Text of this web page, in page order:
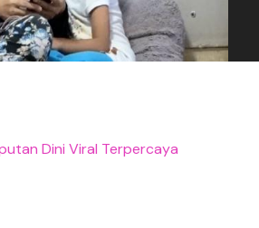
Dini Viral Terpercaya